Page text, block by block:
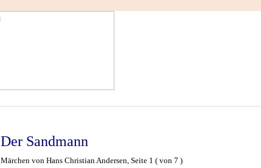
Der Sandmann
Märchen von Hans Christian Andersen, Seite 1 ( von 7 )